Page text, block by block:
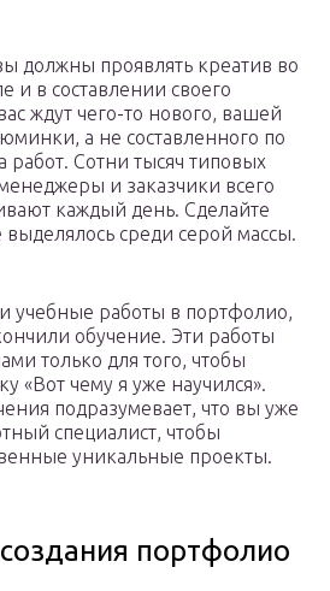
должны проявлять креатив во
и в составлении своего
ждут чего-то нового, вашей
а не составленного по
работ. Сотни тысяч типовых
и заказчики всего
каждый день. Сделайте
среди серой массы.
учебные работы в портфолио,
обучение. Эти работы
только для того, чтобы
«Вот чему я уже научился».
подразумевает, что вы уже
специалист, чтобы
уникальные проекты.
портфолио